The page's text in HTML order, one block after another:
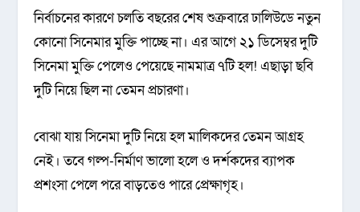
নির্বাচনের কারণে চলতি বছরের শেষ শুক্রবারে ঢালিউডে নতুন
কোনো সিনেমার মুক্তি পাচ্ছে না। এর আগে ২১ ডিসেম্বর দুটি
সিনেমা মুক্তি পেলেও পেয়েছে নামমাত্র ৭টি হল! এছাড়া ছবি
দুটি নিয়ে ছিল না তেমন প্রচারণা।
বোঝা যায় সিনেমা দুটি নিয়ে হল মালিকদের তেমন আগ্রহ
নেই। তবে গল্প-নির্মাণ ভালো হলে ও দর্শকদের ব্যাপক
প্রশংসা পেলে পরে বাড়তেও পারে প্রেক্ষাগৃহ।